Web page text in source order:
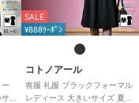
SALE
¥888ｸｰﾎﾟﾝ
コトノアール
喪服 礼服 ブラックフォーマル
レディース 大きいサイズ 夏物